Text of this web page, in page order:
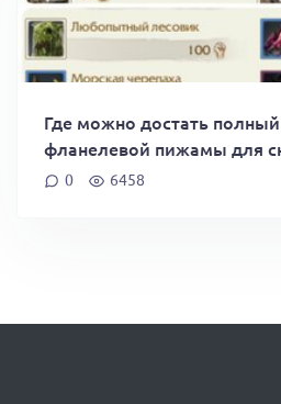
Где можно достать
фланелевой пижамы для
0 6458